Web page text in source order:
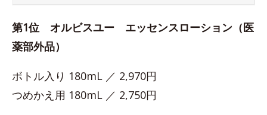
第1位 オルビスユー エッセンスローション（医
薬部外品）
ボトル入り 180mL ／ 2,970円
つめかえ用 180mL ／ 2,750円